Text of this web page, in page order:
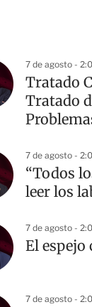
7 de agosto -
Tratado
Tratado
7 de agosto -
“Todos
leer los
7 de agosto -
El
7 de agosto -